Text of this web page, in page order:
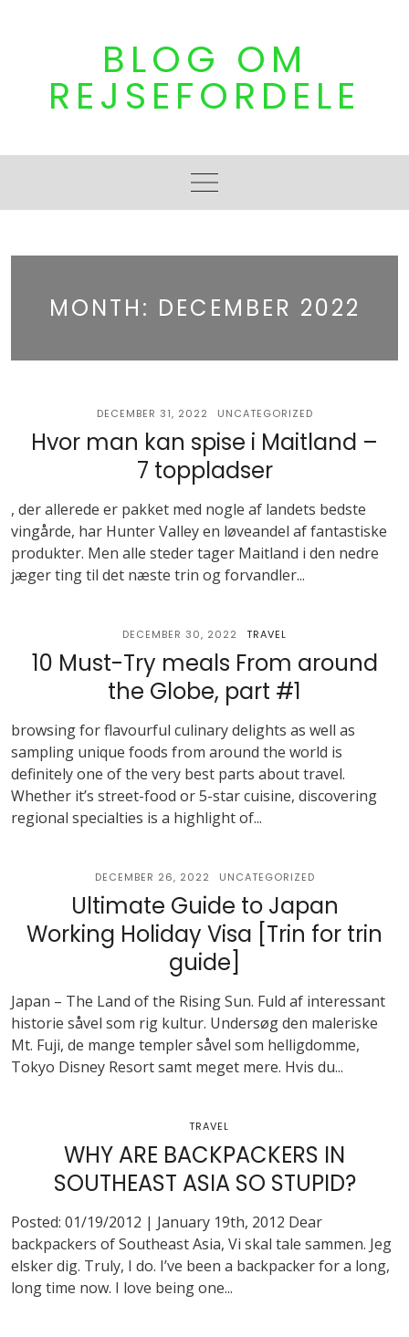
BLOG OM
REJSEFORDELE
MONTH: DECEMBER 2022
DECEMBER 31, 2022 UNCATEGORIZED
Hvor man kan spise i Maitland –
7 toppladser
, der allerede er pakket med nogle af landets bedste
vingårde, har Hunter Valley en løveandel af fantastiske
produkter. Men alle steder tager Maitland i den nedre
jæger ting til det næste trin og forvandler...
DECEMBER 30, 2022 TRAVEL
10 Must-Try meals From around
the Globe, part #1
browsing for flavourful culinary delights as well as
sampling unique foods from around the world is
definitely one of the very best parts about travel.
Whether it’s street-food or 5-star cuisine, discovering
regional specialties is a highlight of...
DECEMBER 26, 2022 UNCATEGORIZED
Ultimate Guide to Japan
Working Holiday Visa [Trin for trin
guide]
Japan – The Land of the Rising Sun. Fuld af interessant
historie såvel som rig kultur. Undersøg den maleriske
Mt. Fuji, de mange templer såvel som helligdomme,
Tokyo Disney Resort samt meget mere. Hvis du...
TRAVEL
WHY ARE BACKPACKERS IN
SOUTHEAST ASIA SO STUPID?
Posted: 01/19/2012 | January 19th, 2012 Dear
backpackers of Southeast Asia, Vi skal tale sammen. Jeg
elsker dig. Truly, I do. I’ve been a backpacker for a long,
long time now. I love being one...